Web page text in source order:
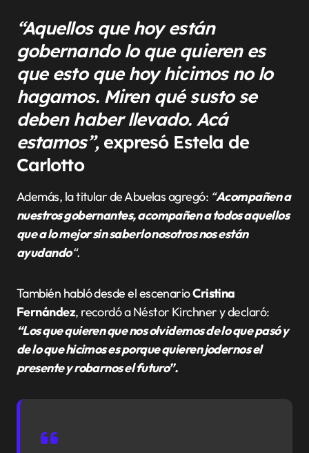
“Aquellos que hoy están
gobernando lo que quieren es
que esto que hoy hicimos no lo
hagamos. Miren qué susto se
deben haber llevado. Acá
estamos”, expresó Estela de
Carlotto
Además, la titular de Abuelas agregó: “Acompañen a
nuestros gobernantes, acompañen a todos aquellos
que a lo mejor sin saberlo nosotros nos están
ayudando“.
También habló desde el escenarioCristina
Fernández, recordó a Néstor Kirchner y declaró:
“Los que quieren que nos olvidemos de lo que pasó y
de lo que hicimos es porque quieren jodernos el
presente y robarnos el futuro”.